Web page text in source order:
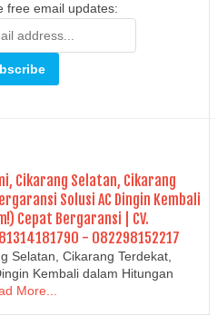
free email updates:
Cikarang Selatan, Cikarang
Solusi AC Dingin Kembali
Cepat Bergaransi | CV.
- 082298152217
Selatan, Cikarang Terdekat,
Kembali dalam Hitungan
More...